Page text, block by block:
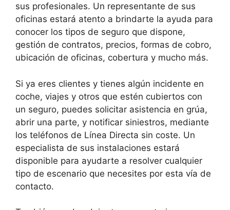
sus profesionales. Un representante de sus
oficinas estará atento a brindarte la ayuda para
conocer los tipos de seguro que dispone,
gestión de contratos, precios, formas de cobro,
ubicación de oficinas, cobertura y mucho más.
Si ya eres clientes y tienes algún incidente en
coche, viajes y otros que estén cubiertos con
un seguro, puedes solicitar asistencia en grúa,
abrir una parte, y notificar siniestros, mediante
los teléfonos de Línea Directa sin coste. Un
especialista de sus instalaciones estará
disponible para ayudarte a resolver cualquier
tipo de escenario que necesites por esta vía de
contacto.